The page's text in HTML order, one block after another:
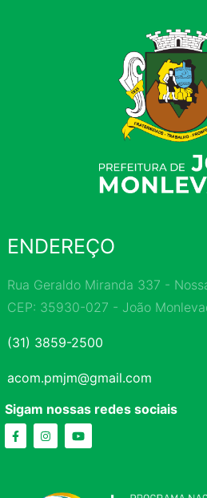
ENDEREÇO
Rua Geraldo Miranda 337 -
CEP: 35930-027 - João
(31) 3859-2500
acom.pmjm@gmail.com
Sigam nossas redes sociais